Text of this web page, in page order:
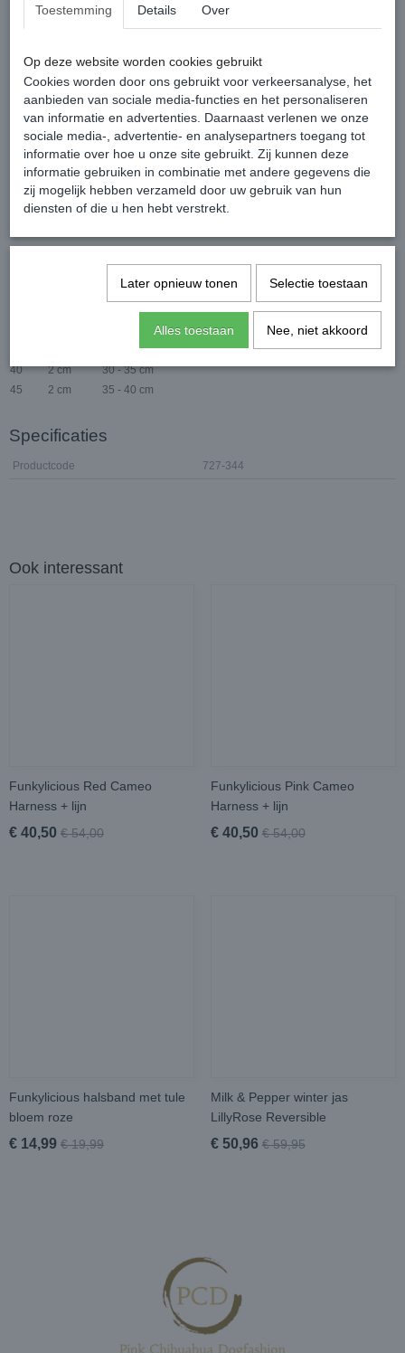
De Milk & Pepper halsbanden zijn er in 2 verschillende
breedtes :
Breedte 1,5 cm (Chiwawa / Yorkshire ...)
Breedte 2 cm (Jack Russel, Westie, Shih-tzu ...)
Nekomvang
15 - 20 cm
25 - 30 cm
40
2 cm
30 - 35 cm
45
2 cm 35 - 40 cm
Specificaties
Productcode 727-344
Ook interessant
Funkylicious Red Cameo
Harness + lijn
€ 40,50 € 54,00
Funkylicious Pink Cameo
Harness + lijn
€ 40,50 € 54,00
Funkylicious halsband met tule
bloem roze
€ 14,99 € 19,99
Milk & Pepper winter jas
LillyRose Reversible
€ 50,96 € 59,95
Toestemming Details Over
Op deze website worden cookies gebruikt
Cookies worden door ons gebruikt voor verkeersanalyse, het
aanbieden van sociale media-functies en het personaliseren
van informatie en advertenties. Daarnaast verlenen we onze
sociale media-, advertentie- en analysepartners toegang tot
informatie over hoe u onze site gebruikt. Zij kunnen deze
informatie gebruiken in combinatie met andere gegevens die
zij mogelijk hebben verzameld door uw gebruik van hun
diensten of die u hen hebt verstrekt.
Later opnieuw tonen Selectie toestaan
Alles toestaan Nee, niet akkoord